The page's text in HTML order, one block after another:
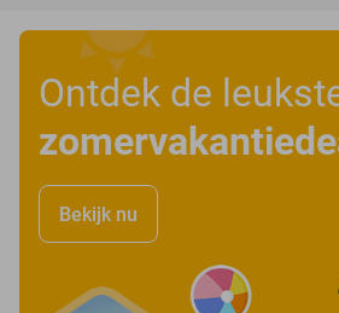
Ontdek de
Bekijk nu